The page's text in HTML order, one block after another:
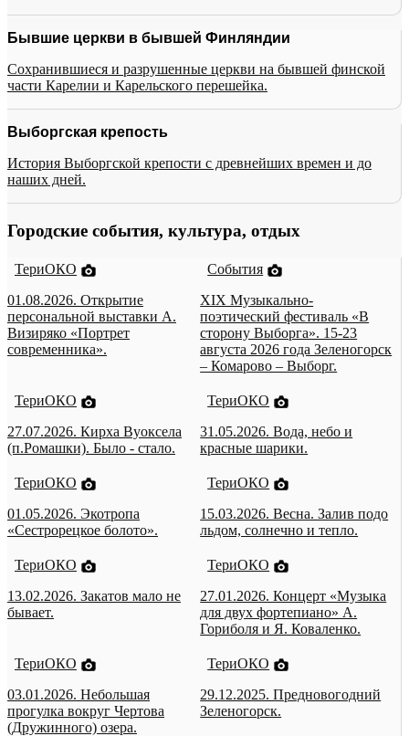
Бывшие церкви в бывшей Финляндии
Сохранившиеся и разрушенные церкви на бывшей финской
части Карелии и Карельского перешейка.
Выборгская крепость
История Выборгской крепости с древнейших времен и до
наших дней.
Городские события, культура, отдых
ТериОКО
01.08.2026. Открытие
персональной выставки А.
Визиряко «Портрет
современника».
События
XIX Музыкально-
поэтический фестиваль «В
сторону Выборга». 15-23
августа 2026 года Зеленогорск
– Комарово – Выборг.
ТериОКО
27.07.2026. Кирха Вуоксела
(п.Ромашки). Было - стало.
ТериОКО
31.05.2026. Вода, небо и
красные шарики.
ТериОКО
01.05.2026. Экотропа
«Сестрорецкое болото».
ТериОКО
15.03.2026. Весна. Залив подо
льдом, солнечно и тепло.
ТериОКО
13.02.2026. Закатов мало не
бывает.
ТериОКО
27.01.2026. Концерт «Музыка
для двух фортепиано» А.
Гориболя и Я. Коваленко.
ТериОКО
03.01.2026. Небольшая
прогулка вокруг Чертова
(Дружинного) озера.
ТериОКО
29.12.2025. Предновогодний
Зеленогорск.